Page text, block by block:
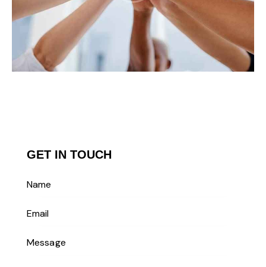
GET IN TOUCH